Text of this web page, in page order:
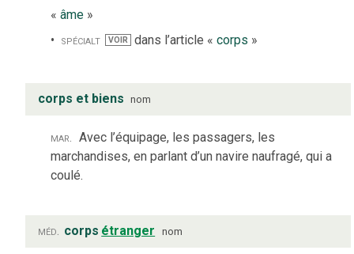
« âme »
spécialt
VOIR dans l’article « corps »
corps et biens nom
mar.
Avec l’équipage, les passagers, les
marchandises, en parlant d’un navire naufragé, qui a
coulé.
méd. corps étranger nom